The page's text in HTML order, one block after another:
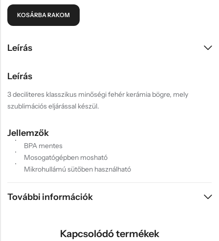
KOSÁRBA RAKOM
Leírás
Leírás
3 deciliteres klasszikus minőségi fehér kerámia bögre, mely
szublimációs eljárással készül.
Jellemzők
BPA mentes
Mosogatógépben mosható
Mikrohullámú sütőben használható
További információk
Kapcsolódó termékek